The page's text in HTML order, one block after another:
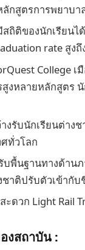
กสูตรการพยาบ
ถิติของนักเรียนไ
rate สูงถึ
College
งหลายหลักสูตร
งรับนักเรียนต่า
ศทั่วโลก
พื้นฐานทางด้านภ
ชาติปรับตัวเข้ากั
ดวก Light Rail
งสถาบัน :